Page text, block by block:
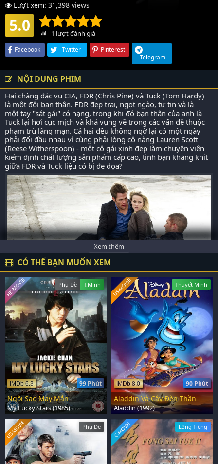
Lượt xem: 31,398 views
5.0 1 lượt đánh giá
Facebook Twitter
Pinterest
Telegram
NỘI DUNG PHIM
Hai chàng đặc vụ CIA, FDR (Chris Pine) và Tuck (Tom Hardy)
là một đôi bạn thân. FDR đẹp trai, ngọt ngào, tự tin và là
một tay "sát gái" có hạng, trong khi đó bạn thân của anh là
Tuck lại hơi cục mịch và khá vụng về trong các vấn đề thuộc
phạm trù lãng mạn. Cả hai đều không ngờ lại có một ngày
phải đối đầu nhau vì cùng phải lòng cô nàng Lauren Scott
(Reese Witherspoon) - một cô gái xinh đẹp làm chuyên viên
kiểm định chất lượng sản phẩm cấp cao, tình bạn khăng khít
giữa FDR và Tuck liệu có bị đe dọa?
Xem thêm
CÓ THỂ BẠN MUỐN XEM
Phụ Đề T.Minh
99 Phút
IMDb 6.3
HK-MOVIE
Ngôi Sao May Mắn
My Lucky Stars (1985)
Thuyết Minh
90 Phút
IMDb 8.0
US-MOVIE
Aladdin Và Cây Đèn Thần
Aladdin (1992)
Phụ Đề
US-MOVIE Lồng Tiếng
C-MOVIE